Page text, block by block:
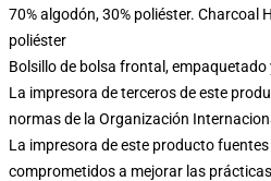
70% algodón, 30% poliéster. Charcoal
poliéster
Bolsillo de bolsa frontal, empaquetado
La impresora de terceros de este
normas de la Organización
La impresora de este producto
comprometidos a mejorar las